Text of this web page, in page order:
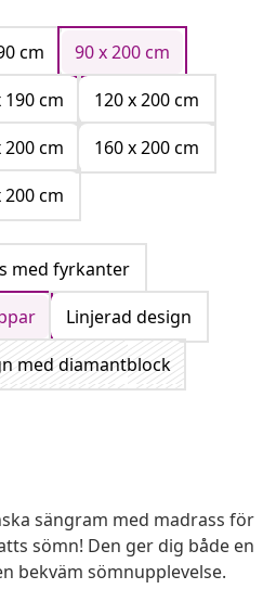
cm
90 x 200 cm
190 cm
120 x 200 cm
200 cm
160 x 200 cm
200 cm
med fyrkanter
Linjerad design
med diamantblock
sängram med madrass för
sömn! Den ger dig både en
bekväm sömnupplevelse.